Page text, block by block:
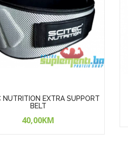
NUTRITION EXTRA SUPPORT
BELT
40,00KM